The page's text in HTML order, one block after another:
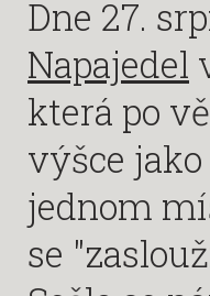
Dne 27.
Napajedel
která po
výšce
jednom
se